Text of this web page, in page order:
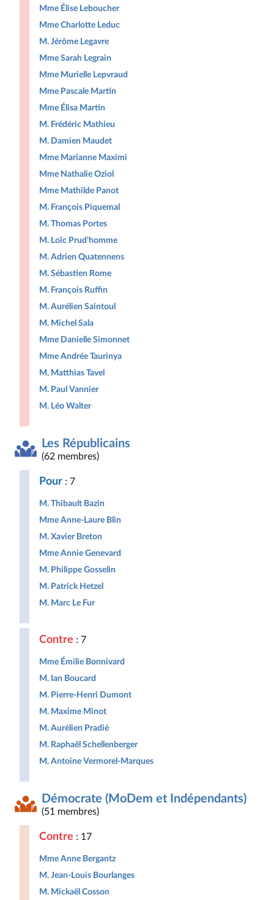
Mme Élise Leboucher
Mme Charlotte Leduc
M. Jérôme Legavre
Mme Sarah Legrain
Mme Murielle Lepvraud
Mme Pascale Martin
Mme Élisa Martin
M. Frédéric Mathieu
M. Damien Maudet
Mme Marianne Maximi
Mme Nathalie Oziol
Mme Mathilde Panot
M. François Piquemal
M. Thomas Portes
M. Loïc Prud'homme
M. Adrien Quatennens
M. Sébastien Rome
M. François Ruffin
M. Aurélien Saintoul
M. Michel Sala
Mme Danielle Simonnet
Mme Andrée Taurinya
M. Matthias Tavel
M. Paul Vannier
M. Léo Walter
Les Républicains
(62 membres)
Pour : 7
M. Thibault Bazin
Mme Anne-Laure Blin
M. Xavier Breton
Mme Annie Genevard
M. Philippe Gosselin
M. Patrick Hetzel
M. Marc Le Fur
Contre : 7
Mme Émilie Bonnivard
M. Ian Boucard
M. Pierre-Henri Dumont
M. Maxime Minot
M. Aurélien Pradié
M. Raphaël Schellenberger
M. Antoine Vermorel-Marques
Démocrate (MoDem et Indépendants)
(51 membres)
Contre : 17
Mme Anne Bergantz
M. Jean-Louis Bourlanges
M. Mickaël Cosson